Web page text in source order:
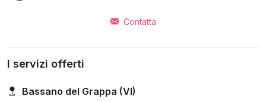
Contatta
I servizi offerti
Bassano del Grappa (VI)